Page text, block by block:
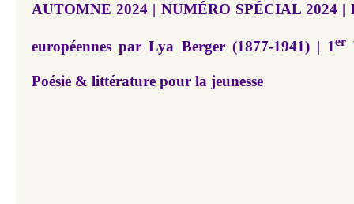
AUTOMNE 2024 | NUMÉRO SPÉCIAL 2024 |
européennes par Lya Berger (1877-1941) | 1er
Poésie & littérature pour la jeunesse